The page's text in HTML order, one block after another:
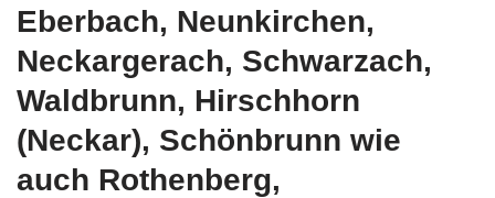
Eberbach, Neunkirchen,
Neckargerach, Schwarzach,
Waldbrunn, Hirschhorn
(Neckar), Schönbrunn wie
auch Rothenberg,